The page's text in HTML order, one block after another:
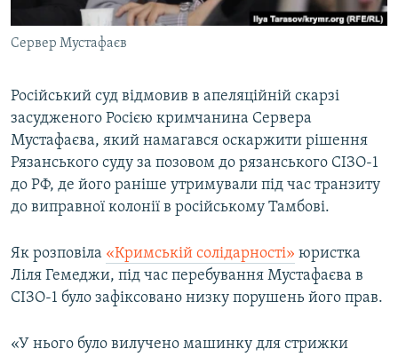
Сервер Мустафаєв
Російський суд відмовив в апеляційній скарзі
засудженого Росією кримчанина Сервера
Мустафаєва, який намагався оскаржити рішення
Рязанського суду за позовом до рязанського СІЗО-1
до РФ, де його раніше утримували під час транзиту
до виправної колонії в російському Тамбові.
Як розповіла «Кримській солідарності» юристка
Ліля Гемеджи, під час перебування Мустафаєва в
СІЗО-1 було зафіксовано низку порушень його прав.
«У нього було вилучено машинку для стрижки